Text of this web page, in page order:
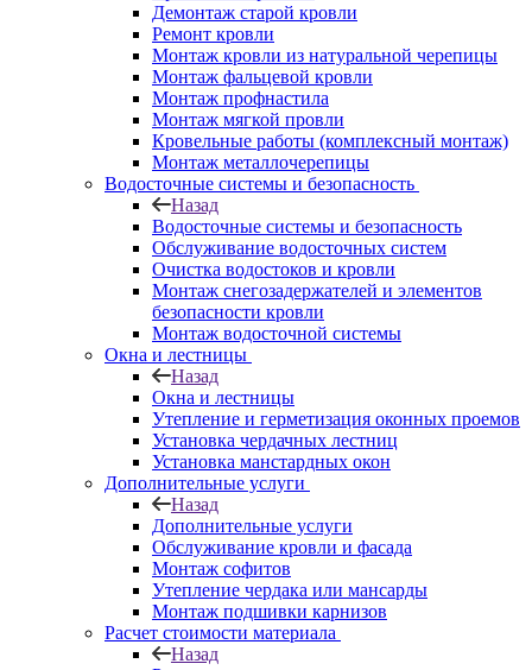
Демонтаж старой кровли
Ремонт кровли
Монтаж кровли из натуральной черепицы
Монтаж фальцевой кровли
Монтаж профнастила
Монтаж мягкой провли
Кровельные работы (комплексный монтаж)
Монтаж металлочерепицы
Водосточные системы и безопасность
Назад
Водосточные системы и безопасность
Обслуживание водосточных систем
Очистка водостоков и кровли
Монтаж снегозадержателей и элементов
безопасности кровли
Монтаж водосточной системы
Окна и лестницы
Назад
Окна и лестницы
Утепление и герметизация оконных проемов
Установка чердачных лестниц
Установка манстардных окон
Дополнительные услуги
Назад
Дополнительные услуги
Обслуживание кровли и фасада
Монтаж софитов
Утепление чердака или мансарды
Монтаж подшивки карнизов
Расчет стоимости материала
Назад